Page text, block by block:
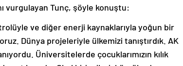
vurgulayan Tunç, şöyle konuştu:
ve diğer enerji kaynaklarıyla yoğun bir
Dünya projeleriyle ülkemizi tanıştırdık. AK
Üniversitelerde çocuklarımızın kılık